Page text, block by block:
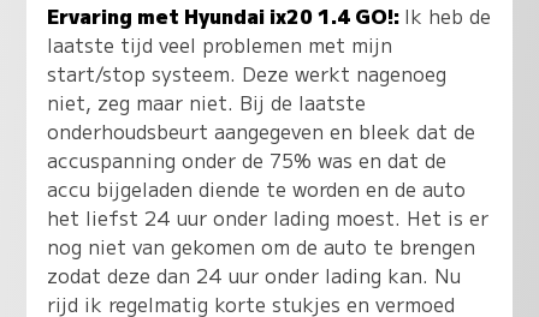
Ervaring met Hyundai ix20 1.4 GO!: Ik heb de
laatste tijd veel problemen met mijn
start/stop systeem. Deze werkt nagenoeg
niet, zeg maar niet. Bij de laatste
onderhoudsbeurt aangegeven en bleek dat de
accuspanning onder de 75% was en dat de
accu bijgeladen diende te worden en de auto
het liefst 24 uur onder lading moest. Het is er
nog niet van gekomen om de auto te brengen
zodat deze dan 24 uur onder lading kan. Nu
rijd ik regelmatig korte stukjes en vermoed